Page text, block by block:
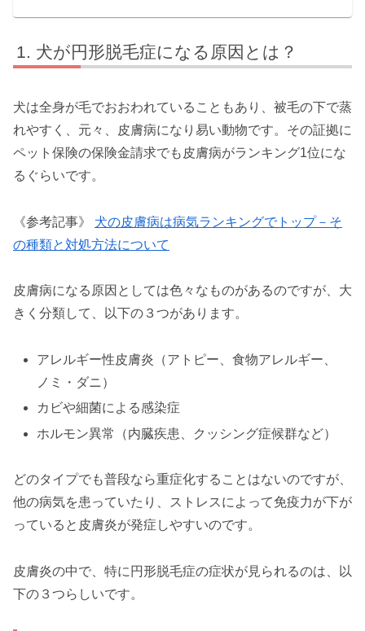
犬が円形脱毛症になる原因とは？
犬は全身が毛でおおわれていることもあり、被毛の下で蒸
れやすく、元々、皮膚病になり易い動物です。その証拠に
ペット保険の保険金請求でも皮膚病がランキング1位にな
るぐらいです。
《参考記事》 犬の皮膚病は病気ランキングでトップ－そ
の種類と対処方法について
皮膚病になる原因としては色々なものがあるのですが、大
きく分類して、以下の３つがあります。
アレルギー性皮膚炎（アトピー、食物アレルギー、
ノミ・ダニ）
カビや細菌による感染症
ホルモン異常（内臓疾患、クッシング症候群など）
どのタイプでも普段なら重症化することはないのですが、
他の病気を患っていたり、ストレスによって免疫力が下が
っていると皮膚炎が発症しやすいのです。
皮膚炎の中で、特に円形脱毛症の症状が見られるのは、以
下の３つらしいです。